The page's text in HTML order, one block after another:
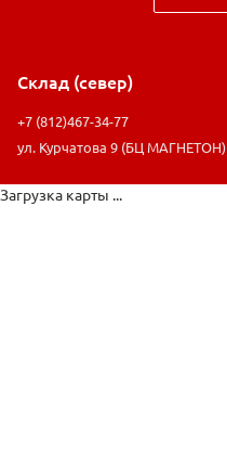
Склад (север)
+7 (812)467-34-77
ул. Курчатова 9 (БЦ МАГНЕТОН)
Загрузка карты ...